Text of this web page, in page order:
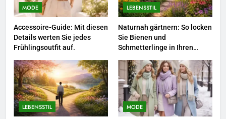
beruflich wertvolle Kontakte
knüpfen.
LEBENSSTIL
4
Selbstversorger-Glück: Welches
Gemüse Sie jetzt pflanzen
sollten.
LEBENSSTIL
5
MODE
Accessoire-Guide: Mit diesen
Details werten Sie jedes
Frühlingsoutfit auf.
LEBENSSTIL
Naturnah gärtnern: So locken
Sie Bienen und
Schmetterlinge in Ihren
LEBENSSTIL MODE